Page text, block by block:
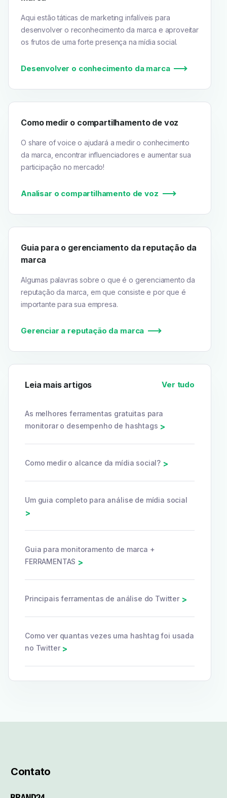
Aqui estão táticas de marketing infalíveis para
desenvolver o reconhecimento da marca e aproveitar
os frutos de uma forte presença na mídia social.
Desenvolver o conhecimento da marca
Como medir o compartilhamento de voz
O share of voice o ajudará a medir o conhecimento
da marca, encontrar influenciadores e aumentar sua
participação no mercado!
Analisar o compartilhamento de voz
Guia para o gerenciamento da reputação da
marca
Algumas palavras sobre o que é o gerenciamento da
reputação da marca, em que consiste e por que é
importante para sua empresa.
Gerenciar a reputação da marca
Leia mais artigos Ver tudo
As melhores ferramentas gratuitas para
monitorar o desempenho de hashtags >
Como medir o alcance da mídia social? >
Um guia completo para análise de mídia social
>
Guia para monitoramento de marca +
FERRAMENTAS >
Principais ferramentas de análise do Twitter >
Como ver quantas vezes uma hashtag foi usada
no Twitter >
Contato